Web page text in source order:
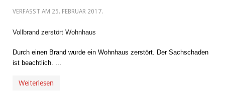
VERFASST AM 25. FEBRUAR 2017.
Vollbrand zerstört Wohnhaus
Durch einen Brand wurde ein Wohnhaus zerstört. Der Sachschaden
ist beachtlich. ...
Weiterlesen